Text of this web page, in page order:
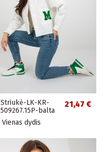
Striukė-LK-KR-
509267.15P-balta
21,47 €
Vienas dydis